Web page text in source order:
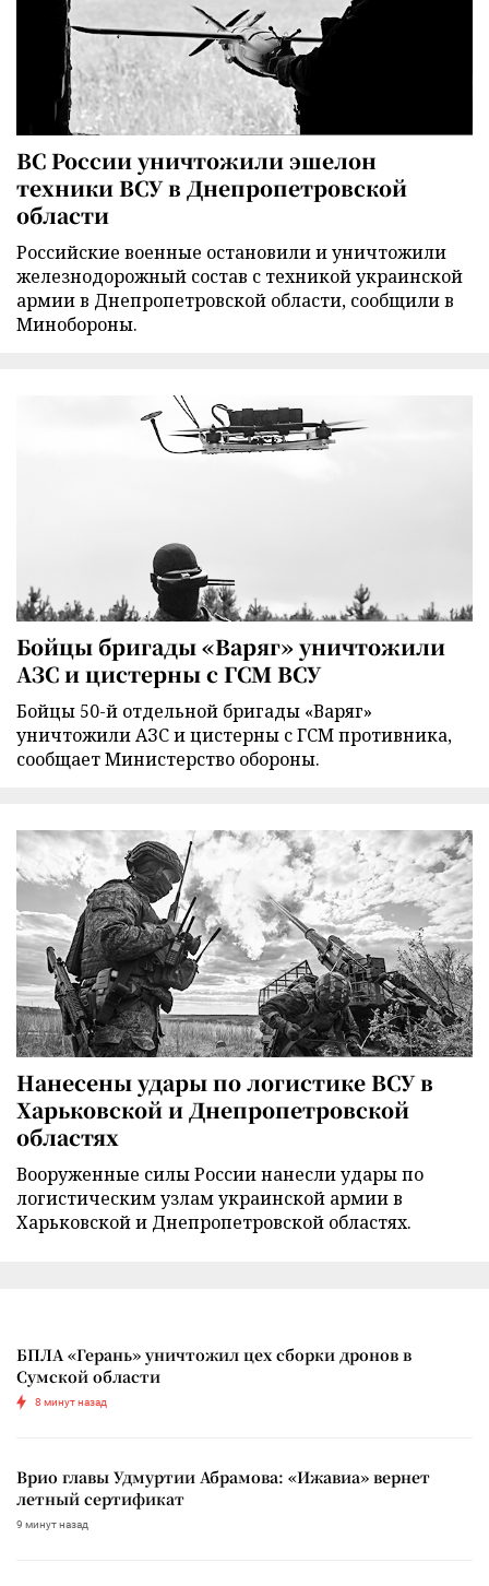
ВС России уничтожили эшелон
техники ВСУ в Днепропетровской
области
Российские военные остановили и уничтожили
железнодорожный состав с техникой украинской
армии в Днепропетровской области, сообщили в
Минобороны.
Бойцы бригады «Варяг» уничтожили
АЗС и цистерны с ГСМ ВСУ
Бойцы 50-й отдельной бригады «Варяг»
уничтожили АЗС и цистерны с ГСМ противника,
сообщает Министерство обороны.
Нанесены удары по логистике ВСУ в
Харьковской и Днепропетровской
областях
Вооруженные силы России нанесли удары по
логистическим узлам украинской армии в
Харьковской и Днепропетровской областях.
БПЛА «Герань» уничтожил цех сборки дронов в
Сумской области
8 минут назад
Врио главы Удмуртии Абрамова: «Ижавиа» вернет
летный сертификат
9 минут назад